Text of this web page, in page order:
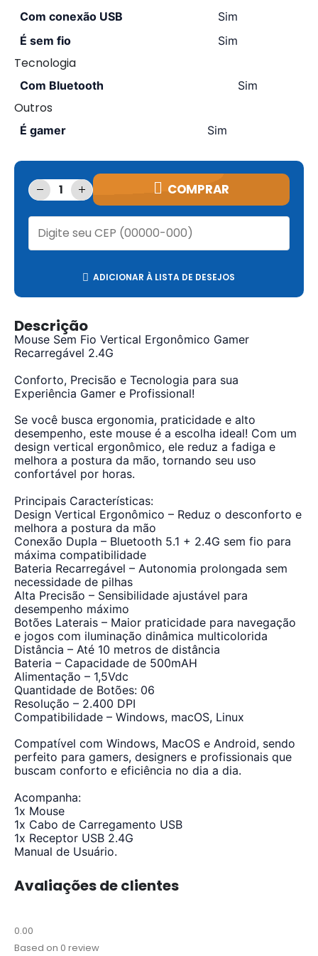
Com conexão USB
Sim
É sem fio
Sim
Tecnologia
Com Bluetooth Sim
Outros
É gamer Sim
COMPRAR
ADICIONAR À LISTA DE DESEJOS
Descrição
Mouse Sem Fio Vertical Ergonômico Gamer
Recarregável 2.4G
Conforto, Precisão e Tecnologia para sua
Experiência Gamer e Profissional!
Se você busca ergonomia, praticidade e alto
desempenho, este mouse é a escolha ideal! Com um
design vertical ergonômico, ele reduz a fadiga e
melhora a postura da mão, tornando seu uso
confortável por horas.
Principais Características:
Design Vertical Ergonômico – Reduz o desconforto e
melhora a postura da mão
Conexão Dupla – Bluetooth 5.1 + 2.4G sem fio para
máxima compatibilidade
Bateria Recarregável – Autonomia prolongada sem
necessidade de pilhas
Alta Precisão – Sensibilidade ajustável para
desempenho máximo
Botões Laterais – Maior praticidade para navegação
e jogos com iluminação dinâmica multicolorida
Distância – Até 10 metros de distância
Bateria – Capacidade de 500mAH
Alimentação – 1,5Vdc
Quantidade de Botões: 06
Resolução – 2.400 DPI
Compatibilidade – Windows, macOS, Linux
Compatível com Windows, MacOS e Android, sendo
perfeito para gamers, designers e profissionais que
buscam conforto e eficiência no dia a dia.
Acompanha:
1x Mouse
1x Cabo de Carregamento USB
1x Receptor USB 2.4G
Manual de Usuário.
Avaliações de clientes
0.00
Based on 0 review